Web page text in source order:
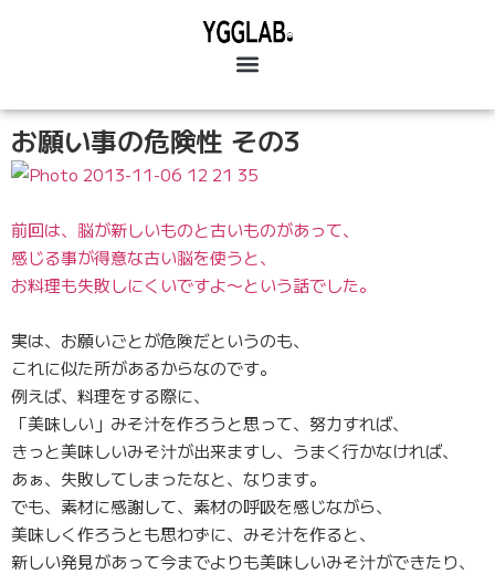
お願い事の危険性 その3
前回は、脳が新しいものと古いものがあって、
感じる事が得意な古い脳を使うと、
お料理も失敗しにくいですよ〜という話でした。
実は、お願いごとが危険だというのも、
これに似た所があるからなのです。
例えば、料理をする際に、
「美味しい」みそ汁を作ろうと思って、努力すれば、
きっと美味しいみそ汁が出来ますし、うまく行かなければ、
あぁ、失敗してしまったなと、なります。
でも、素材に感謝して、素材の呼吸を感じながら、
美味しく作ろうとも思わずに、みそ汁を作ると、
新しい発見があって今までよりも美味しいみそ汁ができたり、